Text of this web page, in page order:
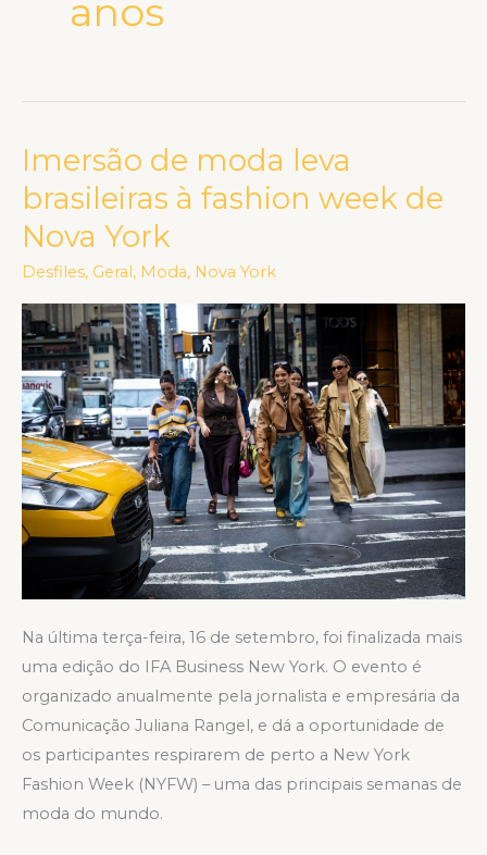
anos
Imersão de moda leva
brasileiras à fashion week de
Nova York
Desfiles, Geral , Moda, Nova York
Na última terça-feira, 16 de setembro, foi finalizada mais
uma edição do IFA Business New York. O evento é
organizado anualmente pela jornalista e empresária da
Comunicação Juliana Rangel, e dá a oportunidade de
os participantes respirarem de perto a New York
Fashion Week (NYFW) – uma das principais semanas de
moda do mundo.
Imersão
de
moda
leva
brasileiras
à
fashion
week
de
Nova
York